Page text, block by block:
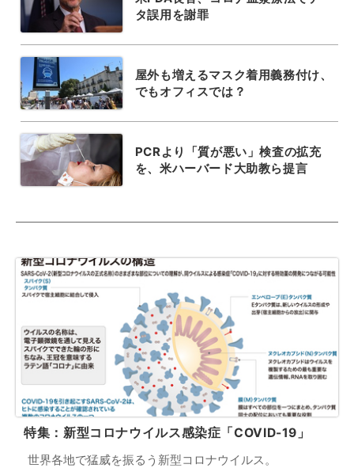
タ誤用を謝罪
屋外も増えるマスク着用義務付け、
でもオフィスでは？
PCRより「質が悪い」検査の拡充
を、米ハーバード大助教ら提言
特集：新型コロナウイルス感染症「COVID-19」
世界各地で猛威を振るう新型コロナウイルス。